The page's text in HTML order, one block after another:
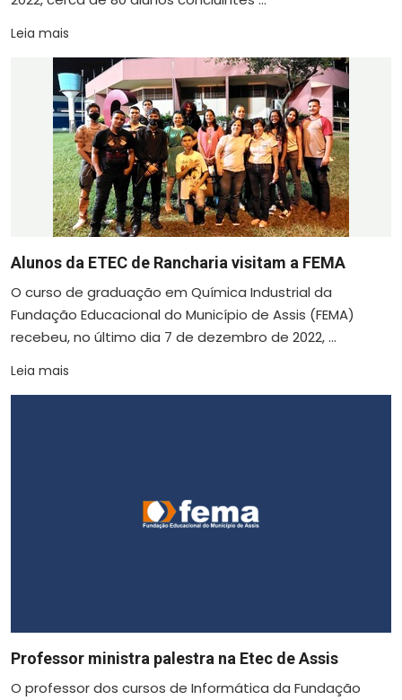
Leia mais
Alunos da ETEC de Rancharia visitam a FEMA
O curso de graduação em Química Industrial da
Fundação Educacional do Município de Assis (FEMA)
recebeu, no último dia 7 de dezembro de 2022, ...
Leia mais
Professor ministra palestra na Etec de Assis
O professor dos cursos de Informática da Fundação